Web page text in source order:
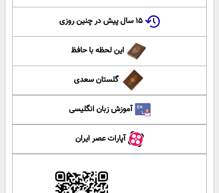
۱۵ سال پیش در چنین روزی
این لحظه با حافظ
گلستان سعدی
آموزش زبان انگلیسی
آپارات عصر ایران